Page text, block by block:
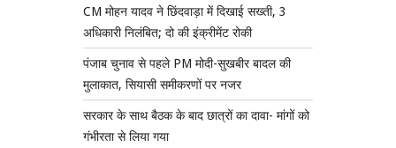
CM मोहन यादव ने छिंदवाड़ा में दिखाई सख्ती, 3
अधिकारी निलंबित; दो की इंक्रीमेंट रोकी
पंजाब चुनाव से पहले PM मोदी-सुखबीर बादल की
मुलाकात, सियासी समीकरणों पर नजर
सरकार के साथ बैठक के बाद छात्रों का दावा- मांगों को
गंभीरता से लिया गया